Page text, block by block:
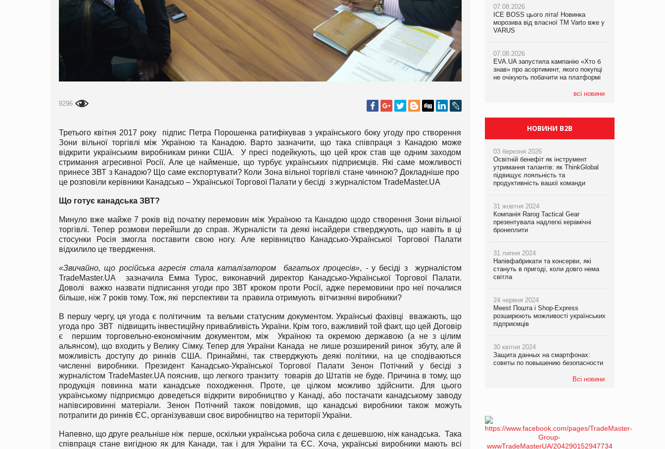
9296
Третього квітня 2017 року підпис Петра Порошенка ратифікував з українського боку угоду про створення
Зони вільної торгівлі між Україною та Канадою. Варто зазначити, що така співпраця з Канадою може
відкрити українським виробникам ринки США. У пресі подейкують, що цей крок став ще одним заходом
стримання агресивної Росії. Але це найменше, що турбує українських підприємців. Які саме можливості
принесе ЗВТ з Канадою? Що саме експортувати? Коли Зона вільної торгівлі стане чинною? Докладніше про
це розповіли керівники Канадсько – Української Торгової Палати у бесіді з журналістом TradeMaster.UA
Що готує канадська ЗВТ?
Минуло вже майже 7 років від початку перемовин між Україною та Канадою щодо створення Зони вільної
торгівлі. Тепер розмови перейшли до справ. Журналісти та деякі інсайдери стверджують, що навіть в ці
стосунки Росія змогла поставити свою ногу. Але керівництво Канадсько-Української Торгової Палати
відхилило це твердження.
«Звичайно, що російська агресія стала каталізатором багатьох процесів», - у бесіді з журналістом
TradeMaster.UA зазначила Емма Турос, виконавчий директор Канадсько-Української Торгової Палати.
Доволі важко назвати підписання угоди про ЗВТ кроком проти Росії, адже перемовини про неї почалися
більше, ніж 7 років тому. Тож, які перспективи та правила отримують вітчизняні виробники?
В першу чергу, ця угода є політичним та вельми статусним документом. Українські фахівці вважають, що
угода про ЗВТ підвищить інвестиційну привабливість України. Крім того, важливий той факт, що цей Договір
є першим торговельно-економічним документом, між Україною та окремою державою (а не з цілим
альянсом), що входить у Велику Сімку. Тепер для України Канада не лише розширений ринок збуту, але й
можливість доступу до ринків США. Принаймні, так стверджують деякі політики, на це сподіваються
численні виробники. Президент Канадсько-Української Торгової Палати Зенон Потічний у бесіді з
журналістом TradeMaster.UA пояснив, що легкого транзиту товарів до Штатів не буде. Причина в тому, що
продукція повинна мати канадське походження. Проте, це цілком можливо здійснити. Для цього
українському підприємцю доведеться відкрити виробництво у Канаді, або постачати канадському заводу
напівсировинні матеріали. Зенон Потічний також повідомив, що канадські виробники також можуть
потрапити до ринків ЄС, організувавши своє виробництво на території України.
Напевно, що друге реальніше ніж перше, оскільки українська робоча сила є дешевшою, ніж канадська. Така
співпраця стане вигідною як для Канади, так і для України та ЄС. Хоча, українські виробники мають всі
07.08.2026
ICE BOSS цього літа! Новинка
морозива від власної ТМ Varto вже у
VARUS
07.08.2026
EVA.UA запустила кампанію «Хто б
знав» про асортимент, якого покупці
не очікують побачити на платформі
всі новини
06.08.2026
Смачна новинка для хвостатих: у
VARUS з’явилися паучі Varto Paw
05.08.2026
Мережа супермаркетів VARUS купує
мережу магазинів формату
компанія налічуватиме 374 магазини
07.08.2026
Франція заборонила рекламні дзвінки
НОВИНИ B2B
03 березня 2026
Освітній бенефіт як інструмент
утримання талантів: як ThinkGlobal
підвищує лояльність та
продуктивність вашої команди
31 жовтня 2024
Компанія Rarog Tactical Gear
презентувала надлегкі керамічні
бронеплити
31 липня 2024
Напівфабрикати та консерви, які
стануть в пригоді, коли довго нема
світла
24 червня 2024
Meest Пошта і Shop-Express
розширюють можливості українських
підприємців
30 квітня 2024
Защита данных на смартфонах:
советы по повышению безопасности
Всі новини